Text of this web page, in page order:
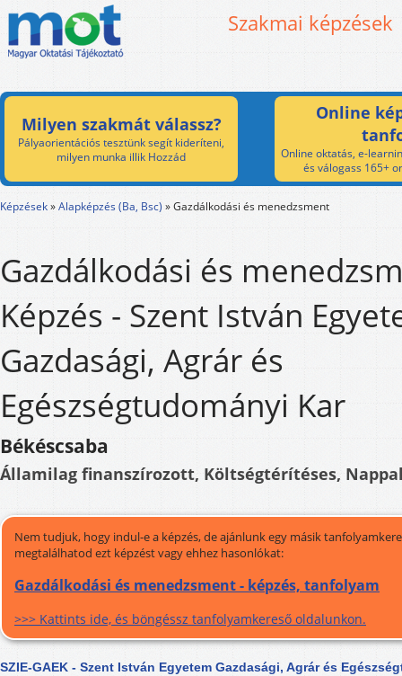
Szakmai képzések
Milyen szakmát válassz?
Pályaorientációs tesztünk segít kideríteni,
milyen munka illik Hozzád
Online
Online oktatás, e-
és válogass 165+
Képzések»Alapképzés (Ba, Bsc) »Gazdálkodási és menedzsment
Gazdálkodási és
Képzés - Szent István
Gazdasági, Agrár és
Egészségtudományi Kar
Békéscsaba
Államilag finanszírozott, Költségtérítéses,
Nem tudjuk, hogy indul-e a képzés, de ajánlunk egy másik
megtalálhatod ezt képzést vagy ehhez hasonlókat:
Gazdálkodási és menedzsment - képzés, tanfolyam
>>> Kattints ide, és böngéssz tanfolyamkereső oldalunkon.
SZIE-GAEK - Szent István Egyetem Gazdasági, Agrár és